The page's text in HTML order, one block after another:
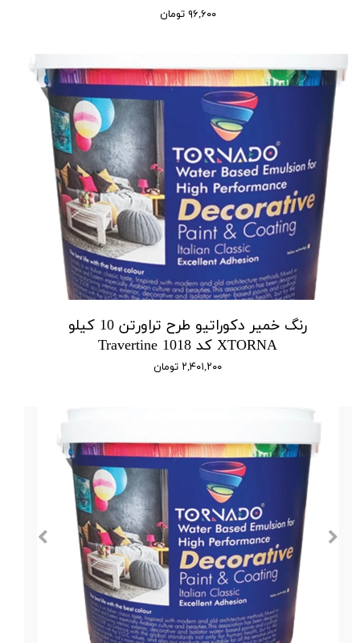
۹۶,۶۰۰ تومان
رنگ خمیر دکوراتیو طرح تراورتن 10 کیلو
XTORNA کد 1018 Travertine
۲,۴۰۱,۲۰۰ تومان